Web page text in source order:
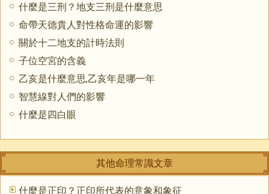
什麼是三刑？地支三刑是什麼意思
命帶天德貴人對性格命運的影響
關於十二地支的計時法則
子位空宮的含義
乙亥是什麼意思,乙亥年是哪一年
智慧線對人們的影響
什麼是四白眼
其他命理常識文章
什麼是正印？正印所代表的意象和象征